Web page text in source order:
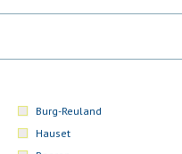
Burg-Reuland
Hauset